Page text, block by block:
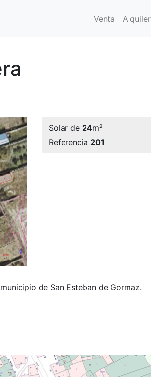
Venta Alquiler
Solar de 24m²
Referencia 201
de San Esteban de Gormaz.